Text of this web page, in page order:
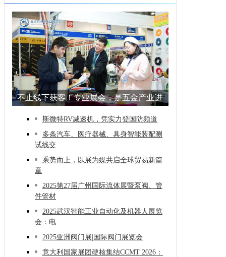
不止线下获客！专业展会，是五金产业进
斯微特RV减速机，凭实力登国防频道
多条汽车、医疗器械、具身智能装配测
试线交
乘势而上，以展为媒共启全球贸易新篇
章
2025第27届广州国际流体展暨泵阀、管
件管材
2025武汉智能工业自动化及机器人展览
会：电
2025亚洲阀门展|国际阀门展览会
意大利国家展团硬核集结CCMT 2026：